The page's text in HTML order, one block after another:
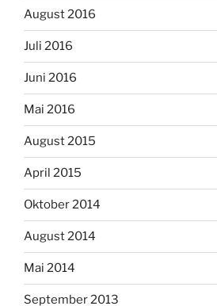
August 2016
Juli 2016
Juni 2016
Mai 2016
August 2015
April 2015
Oktober 2014
August 2014
Mai 2014
September 2013